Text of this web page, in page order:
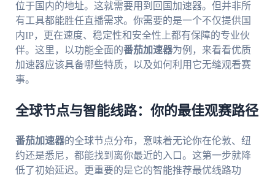
位于国内的地址。这就需要用到回国加速器。但并非所
有工具都能胜任直播需求。你需要的是一个不仅提供国
内IP，更在速度、稳定性和安全性上都有保障的专业伙
伴。这里，以功能全面的番茄加速器为例，来看看优质
加速器应该具备哪些特质，以及如何利用它无缝观看赛
事。
全球节点与智能线路：你的最佳观赛路径
番茄加速器的全球节点分布，意味着无论你在伦敦、纽
约还是悉尼，都能找到离你最近的入口。这第一步就降
低了初始延迟。更重要的是它的智能推荐最优线路功